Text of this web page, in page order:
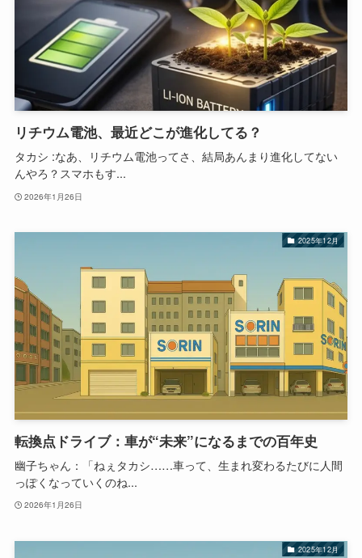
リチウム電池、最近どこが進化してる？
タカシ :なあ、リチウム電池ってさ、結局あんまり進化してない
んやろ？スマホもす...
2026年1月26日
2025年12月
転換点ドライブ：車が“未来”になるまでの百年史
幽子ちゃん：「ねぇタカシ……車って、生まれ変わるたびに人間
っぽくなっていくのね...
2026年1月26日
2025年12月